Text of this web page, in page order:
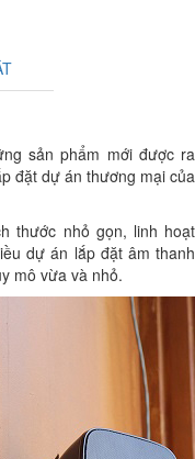
sản phẩm mới được ra
đặt dự án thương mại của
thước nhỏ gọn, linh hoạt
dự án lắp đặt âm thanh
mô vừa và nhỏ.